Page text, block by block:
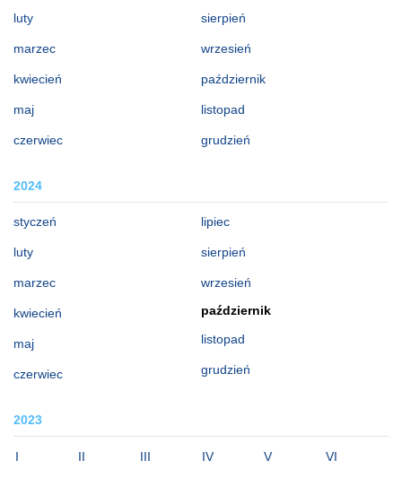
luty
marzec
kwiecień
maj
czerwiec
sierpień
wrzesień
październik
listopad
grudzień
2024
styczeń
luty
marzec
kwiecień
maj
czerwiec
lipiec
sierpień
wrzesień
październik
listopad
grudzień
2023
I II III IV V VI